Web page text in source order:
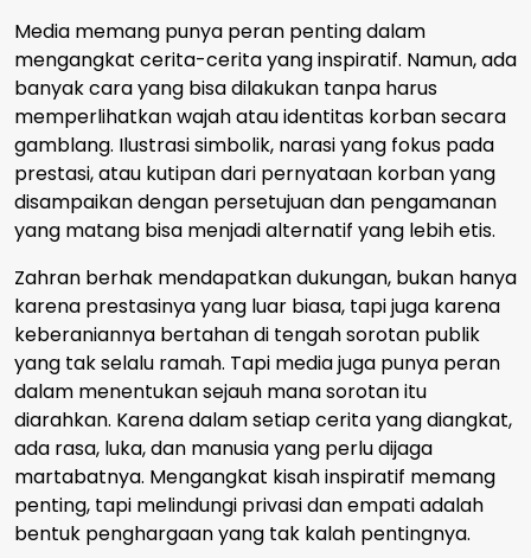
Media memang punya peran penting dalam
mengangkat cerita-cerita yang inspiratif. Namun, ada
banyak cara yang bisa dilakukan tanpa harus
memperlihatkan wajah atau identitas korban secara
gamblang. Ilustrasi simbolik, narasi yang fokus pada
prestasi, atau kutipan dari pernyataan korban yang
disampaikan dengan persetujuan dan pengamanan
yang matang bisa menjadi alternatif yang lebih etis.
Zahran berhak mendapatkan dukungan, bukan hanya
karena prestasinya yang luar biasa, tapi juga karena
keberaniannya bertahan di tengah sorotan publik
yang tak selalu ramah. Tapi media juga punya peran
dalam menentukan sejauh mana sorotan itu
diarahkan. Karena dalam setiap cerita yang diangkat,
ada rasa, luka, dan manusia yang perlu dijaga
martabatnya. Mengangkat kisah inspiratif memang
penting, tapi melindungi privasi dan empati adalah
bentuk penghargaan yang tak kalah pentingnya.